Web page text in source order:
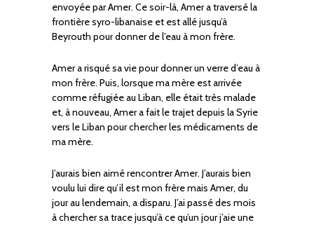
envoyée par Amer. Ce soir-là, Amer a traversé la
frontière syro-libanaise et est allé jusqu’à
Beyrouth pour donner de l’eau à mon frère.
Amer a risqué sa vie pour donner un verre d’eau à
mon frère. Puis, lorsque ma mère est arrivée
comme réfugiée au Liban, elle était très malade
et, à nouveau, Amer a fait le trajet depuis la Syrie
vers le Liban pour chercher les médicaments de
ma mère.
J’aurais bien aimé rencontrer Amer. J’aurais bien
voulu lui dire qu’il est mon frère mais Amer, du
jour au lendemain, a disparu. J’ai passé des mois
à chercher sa trace jusqu’à ce qu’un jour j’aie une